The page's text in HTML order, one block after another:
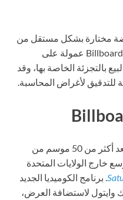
مختارة بشكل مستقل من
قبل المحررين. ومع ذلك، قد تتلقى Billboard عمولة على
بالتجزئة الخاصة بها، وقد
للتدقيق لأغراض المحاسبة.
“عيش من لندن، إنه السبت ليلاً!” بعد أكثر من 50 موسم من
خارج الولايات المتحدة
. برنامج الكوميديا الجديد
وايتول لاستضافة العرض،